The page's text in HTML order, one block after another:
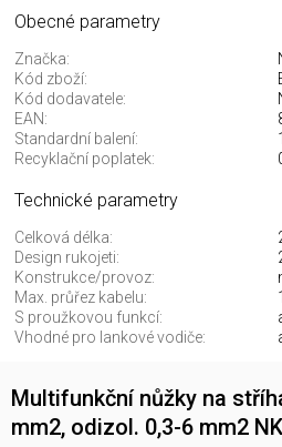
Obecné parametry
Značka:
Kód zboží:
Kód dodavatele:
EAN:
Standardní balení:
Recyklační poplatek:
Technické parametry
Celková délka:
Design rukojeti:
Konstrukce/provoz:
Max. průřez kabelu:
S proužkovou funkcí:
Vhodné pro lankové vodiče:
Multifunkční nůžky na
mm2, odizol. 0,3-6 mm2